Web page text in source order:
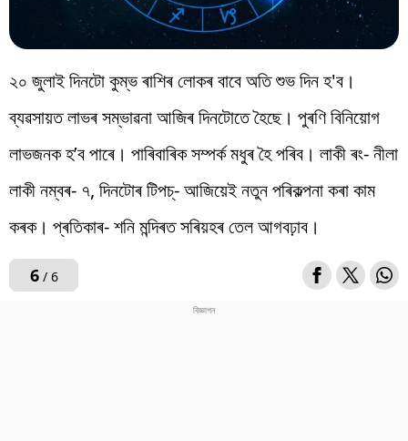
২০ জুলাই দিনটো কুম্ভ ৰাশিৰ লোকৰ বাবে অতি শুভ দিন হ'ব।
ব্যৱসায়ত লাভৰ সম্ভাৱনা আজিৰ দিনটোতে হৈছে। পুৰণি বিনিয়োগ
লাভজনক হ’ব পাৰে। পাৰিবাৰিক সম্পৰ্ক মধুৰ হৈ পৰিব। লাকী ৰং- নীলা
লাকী নম্বৰ- ৭, দিনটোৰ টিপচ্- আজিয়েই নতুন পৰিকল্পনা কৰা কাম
কৰক। প্ৰতিকাৰ- শনি মন্দিৰত সৰিয়হৰ তেল আগবঢ়াব।
6/ 6